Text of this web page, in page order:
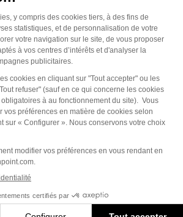
Paiement sécurisé
Visa
Mastercard
Klarna
Mentions légales
Accessibilité